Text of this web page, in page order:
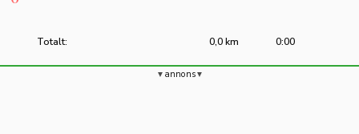
Totalt: 0:00
0,0 km
annons